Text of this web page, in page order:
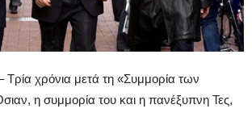
χρόνια μετά τη «Συμμορία των
η συμμορία του και η πανέξυπνη Τες,